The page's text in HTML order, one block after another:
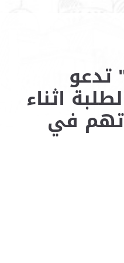
تدعو
اثناء
في